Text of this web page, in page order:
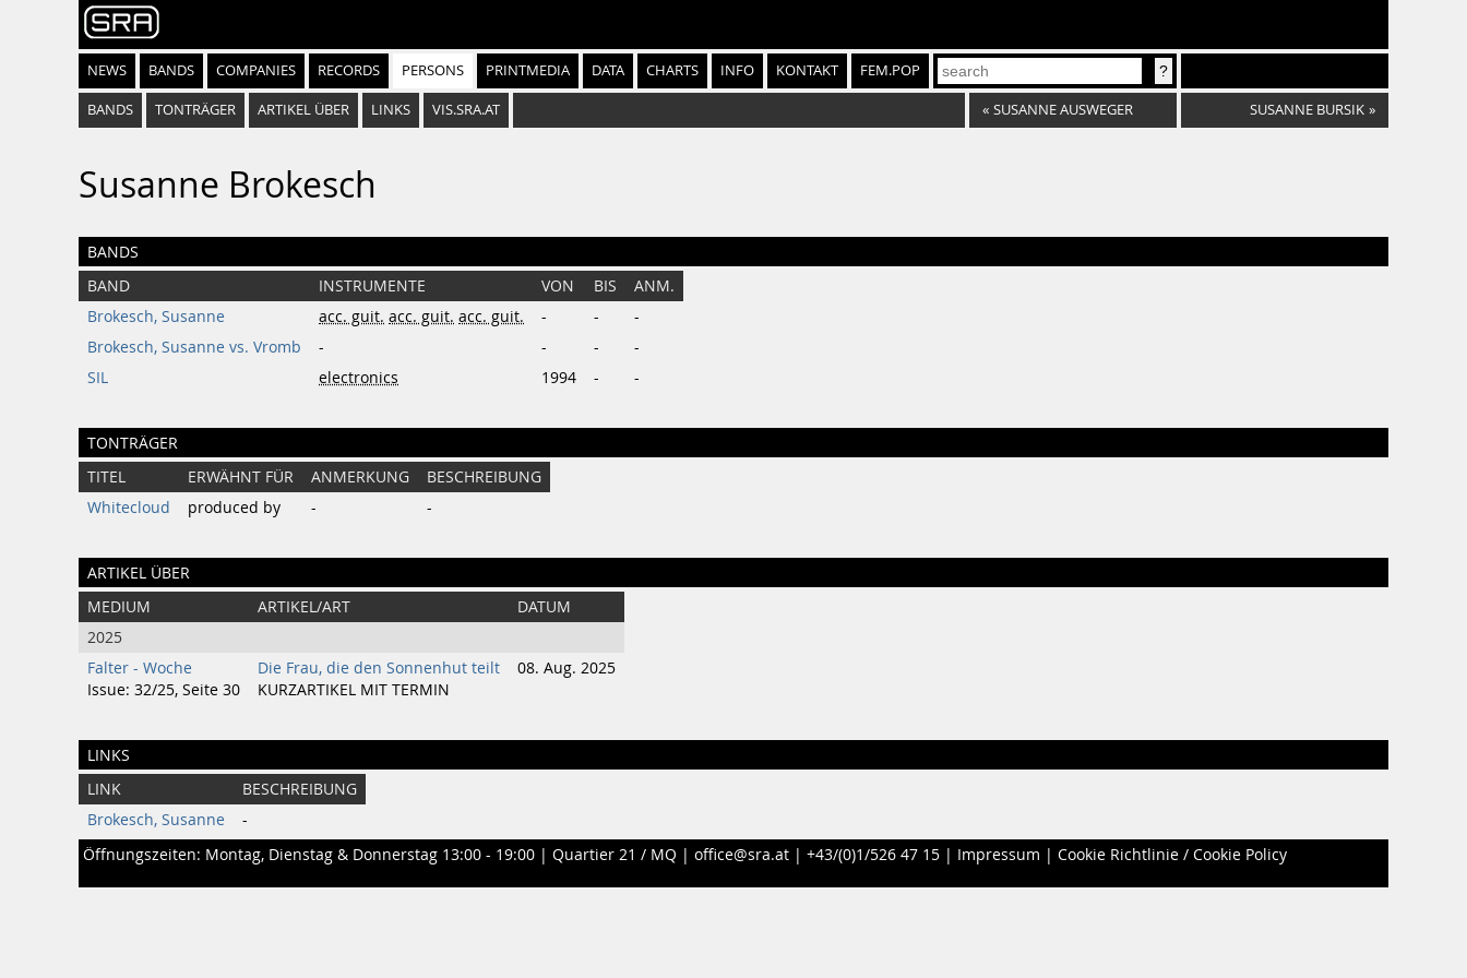
NEWS BANDS COMPANIES RECORDS PERSONS PRINTMEDIA DATA CHARTS INFO KONTAKT FEM.POP
BANDS TONTRÄGER ARTIKEL ÜBER LINKS VIS.SRA.AT « SUSANNE AUSWEGER SUSANNE BURSIK »
Susanne Brokesch
BANDS
BAND INSTRUMENTE VON BIS
ANM.
Brokesch, Susanne
acc. guit. acc. guit. acc. guit. - -
-
Brokesch, Susanne vs. Vromb
- - -
-
SIL
electronics 1994 - -
TONTRÄGER
TITEL ERWÄHNT FÜR ANMERKUNG
BESCHREIBUNG
Whitecloud
produced by - -
ARTIKEL ÜBER
MEDIUM ARTIKEL/ART
DATUM
2025
Falter - Woche
Issue: 32/25, Seite 30
Die Frau, die den Sonnenhut teilt
KURZARTIKEL MIT TERMIN
08. Aug. 2025
LINKS
LINK
BESCHREIBUNG
Brokesch, Susanne
-
Öffnungszeiten: Montag, Dienstag & Donnerstag 13:00 - 19:00 | Quartier 21 / MQ | office@sra.at | +43/(0)1/526 47 15 | Impressum | Cookie Richtlinie / Cookie Policy